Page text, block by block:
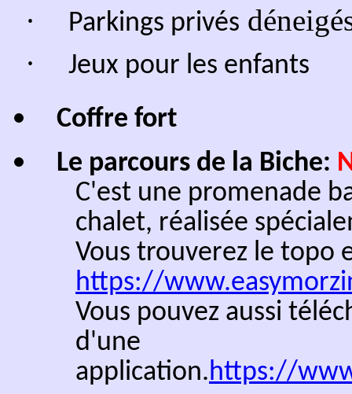
– dumeilleur tarif
– d’un contact direct
– d’unesouplesse
Réserver en direct,
simplicité et la
L’accessibilité skis aux
Vous vous trouvez au bon
Si le ski est votre activité
montagne, ce chalet est